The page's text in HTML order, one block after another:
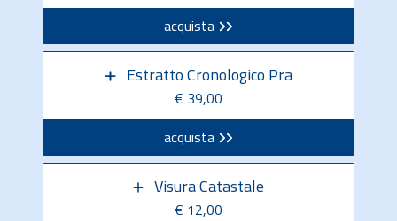
acquista
Estratto Cronologico Pra
€ 39,00
acquista
Visura Catastale
€ 12,00